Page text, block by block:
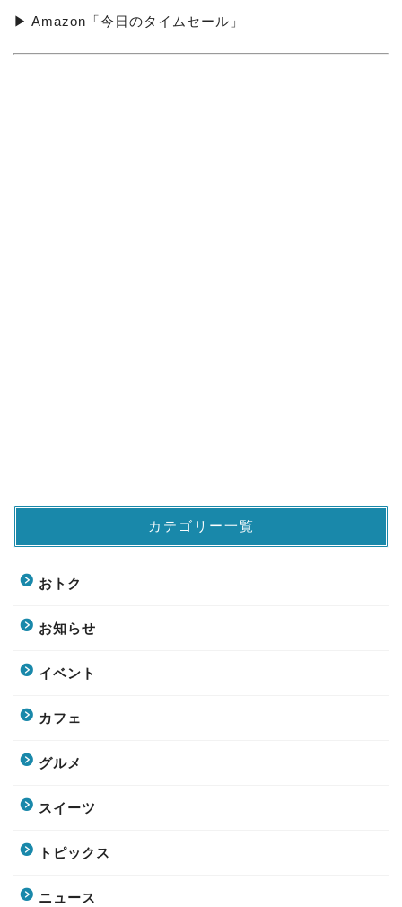
▶ Amazon「今日のタイムセール」
カテゴリー一覧
おトク
お知らせ
イベント
カフェ
グルメ
スイーツ
トピックス
ニュース